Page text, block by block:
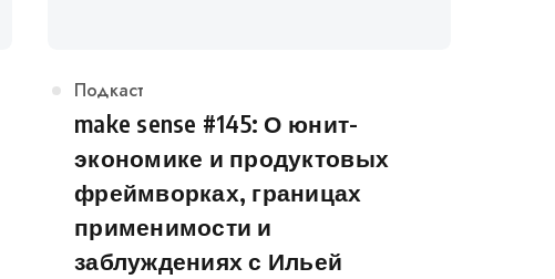
Категория
Подкаст
make sense #145: О юнит-
экономике и продуктовых
фреймворках, границах
применимости и
заблуждениях с Ильей